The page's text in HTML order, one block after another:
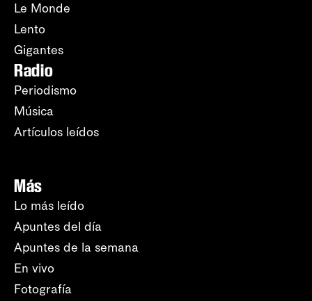
Le Monde
Lento
Gigantes
Radio
Periodismo
Música
Artículos leídos
Más
Lo más leído
Apuntes del día
Apuntes de la semana
En vivo
Fotografía